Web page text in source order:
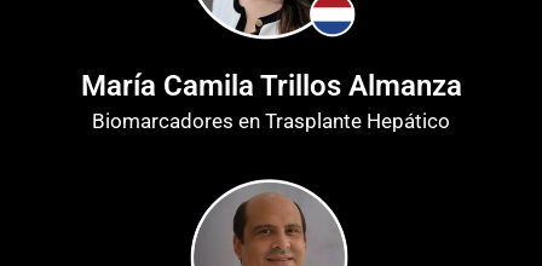
María Camila Trillos Almanza
Biomarcadores en Trasplante Hepático